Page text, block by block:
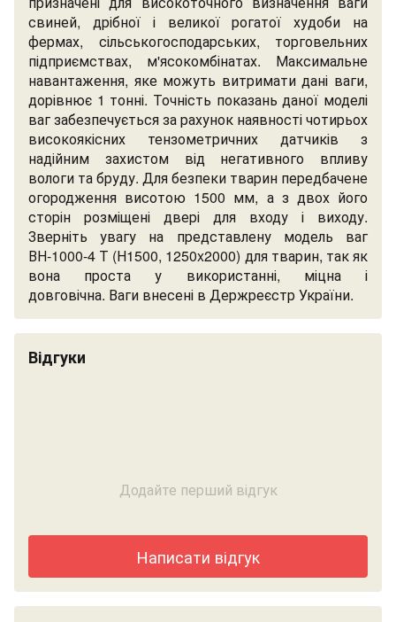
свиней, дрібної і великої рогатої худоби на
фермах, сільськогосподарських, торговельних
підприємствах, м'ясокомбінатах. Максимальне
навантаження, яке можуть витримати дані ваги,
дорівнює 1 тонні. Точність показань даної моделі
ваг забезпечується за рахунок наявності чотирьох
високоякісних тензометричних датчиків з
надійним захистом від негативного впливу
вологи та бруду. Для безпеки тварин передбачене
огородження висотою 1500 мм, а з двох його
сторін розміщені двері для входу і виходу.
Зверніть увагу на представлену модель ваг
ВН-1000-4 Т (Н1500, 1250x2000) для тварин, так як
вона проста у використанні, міцна і
довговічна. Ваги внесені в Держреєстр України.
Відгуки
Додайте перший відгук
Написати відгук